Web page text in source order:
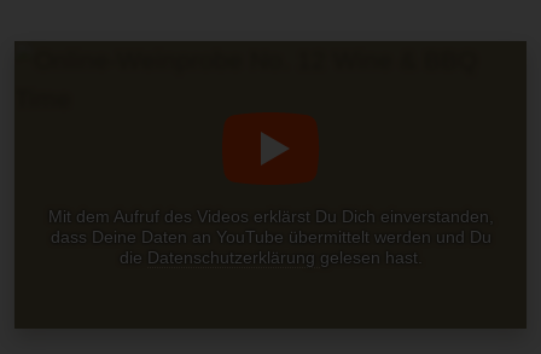
Mit dem Aufruf des Videos erklärst Du Dich einverstanden,
dass Deine Daten an YouTube übermittelt werden und Du
die Datenschutzerklärung gelesen hast.